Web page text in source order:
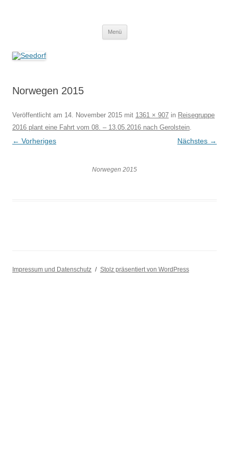
Menü
Norwegen 2015
Veröffentlicht am 14. November 2015 mit 1361 × 907 in Reisegruppe
2016 plant eine Fahrt vom 08. – 13.05.2016 nach Gerolstein.
← Vorheriges Nächstes →
Norwegen 2015
Impressum und Datenschutz Stolz präsentiert von WordPress